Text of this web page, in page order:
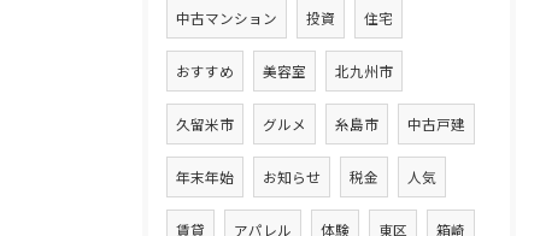
中古マンション 投資 住宅
おすすめ 美容室 北九州市
久留米市 グルメ 糸島市 中古戸建
年末年始 お知らせ 税金 人気
賃貸 アパレル 体験 東区 箱崎